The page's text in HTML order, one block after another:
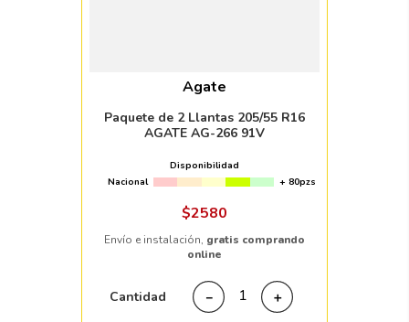
Agate
Paquete de 2 Llantas 205/55 R16
AGATE AG-266 91V
Disponibilidad
Nacional
+ 80pzs
$2580
Envío e instalación, gratis comprando
online
Cantidad ＋
－